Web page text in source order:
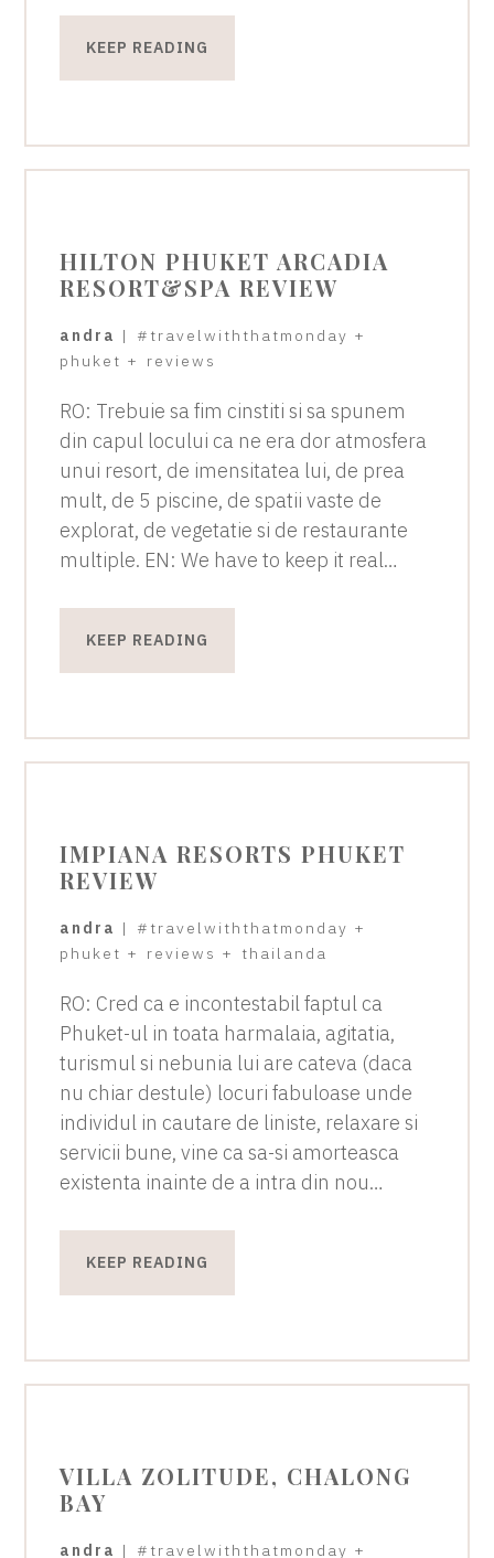
KEEP READING
HILTON PHUKET ARCADIA
RESORT&SPA REVIEW
andra | #travelwiththatmonday +
phuket + reviews
RO: Trebuie sa fim cinstiti si sa spunem
din capul locului ca ne era dor atmosfera
unui resort, de imensitatea lui, de prea
mult, de 5 piscine, de spatii vaste de
explorat, de vegetatie si de restaurante
multiple. EN: We have to keep it real…
KEEP READING
IMPIANA RESORTS PHUKET
REVIEW
andra | #travelwiththatmonday +
phuket + reviews + thailanda
RO: Cred ca e incontestabil faptul ca
Phuket-ul in toata harmalaia, agitatia,
turismul si nebunia lui are cateva (daca
nu chiar destule) locuri fabuloase unde
individul in cautare de liniste, relaxare si
servicii bune, vine ca sa-si amorteasca
existenta inainte de a intra din nou…
KEEP READING
VILLA ZOLITUDE, CHALONG
BAY
andra | #travelwiththatmonday +